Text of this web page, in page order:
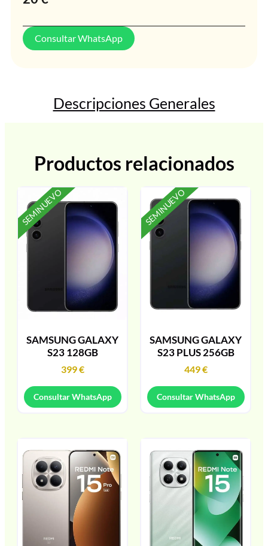
Consultar WhatsApp
Descripciones Generales
Productos relacionados
SEMINUEVO
SAMSUNG GALAXY
S23 128GB
399€
Consultar WhatsApp
SEMINUEVO
SAMSUNG GALAXY
S23 PLUS 256GB
449€
Consultar WhatsApp